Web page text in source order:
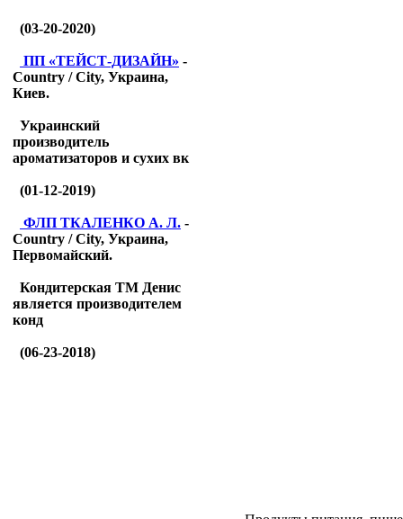
(03-20-2020)
ПП «ТЕЙСТ-ДИЗАЙН» -
Country / City, Украина,
Киев.
Украинский
производитель
ароматизаторов и сухих вк
(01-12-2019)
ФЛП ТКАЛЕНКО А. Л. -
Country / City, Украина,
Первомайский.
Кондитерская ТМ Денис
является производителем
конд
(06-23-2018)